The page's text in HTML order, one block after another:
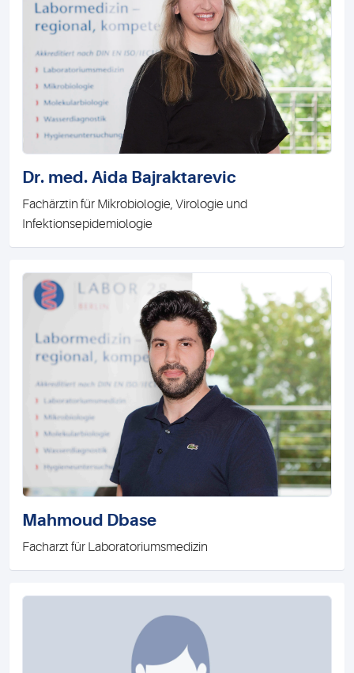
Dr. med. Aida Bajraktarevic
Fachärztin für Mikrobiologie, Virologie und
Infektionsepidemiologie
Mahmoud Dbase
Facharzt für Laboratoriumsmedizin